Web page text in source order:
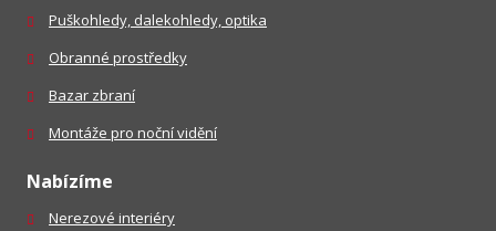
Puškohledy, dalekohledy, optika
Obranné prostředky
Bazar zbraní
Montáže pro noční vidění
Nabízíme
Nerezové interiéry